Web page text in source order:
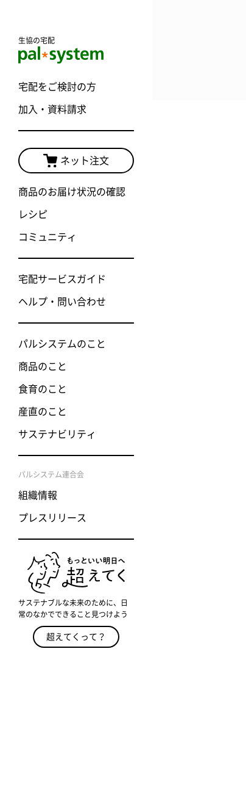
生協の宅配
宅配をご検討の方
加入・資料請求
ネット注文
商品のお届け状況の確認
レシピ
コミュニティ
宅配サービスガイド
ヘルプ・問い合わせ
パルシステムのこと
商品のこと
食育のこと
産直のこと
サステナビリティ
パルシステム連合会
組織情報
プレスリリース
サステナブルな未来のために、日
常のなかでできること見つけよう
超えてくって？